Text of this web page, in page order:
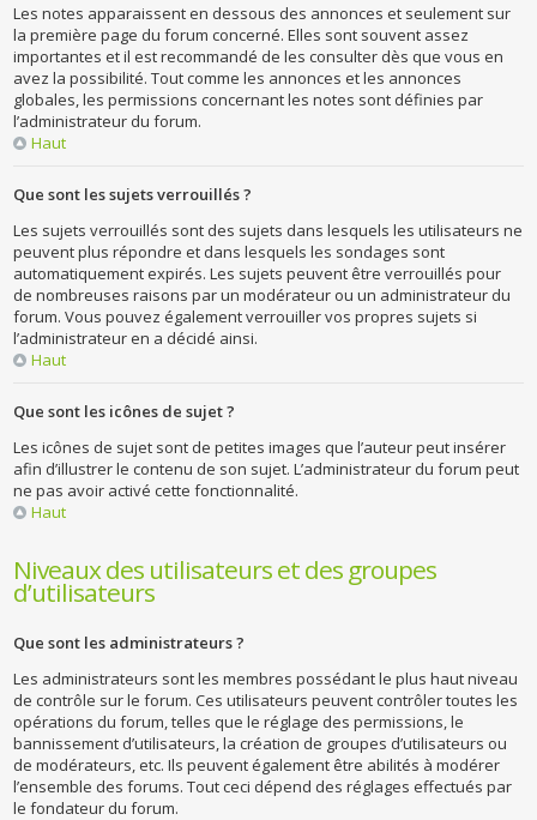
Les notes apparaissent en dessous des annonces et seulement sur
la première page du forum concerné. Elles sont souvent assez
importantes et il est recommandé de les consulter dès que vous en
avez la possibilité. Tout comme les annonces et les annonces
globales, les permissions concernant les notes sont définies par
l’administrateur du forum.
Haut
Que sont les sujets verrouillés ?
Les sujets verrouillés sont des sujets dans lesquels les utilisateurs ne
peuvent plus répondre et dans lesquels les sondages sont
automatiquement expirés. Les sujets peuvent être verrouillés pour
de nombreuses raisons par un modérateur ou un administrateur du
forum. Vous pouvez également verrouiller vos propres sujets si
l’administrateur en a décidé ainsi.
Haut
Que sont les icônes de sujet ?
Les icônes de sujet sont de petites images que l’auteur peut insérer
afin d’illustrer le contenu de son sujet. L’administrateur du forum peut
ne pas avoir activé cette fonctionnalité.
Haut
Niveaux des utilisateurs et des groupes
d’utilisateurs
Que sont les administrateurs ?
Les administrateurs sont les membres possédant le plus haut niveau
de contrôle sur le forum. Ces utilisateurs peuvent contrôler toutes les
opérations du forum, telles que le réglage des permissions, le
bannissement d’utilisateurs, la création de groupes d’utilisateurs ou
de modérateurs, etc. Ils peuvent également être abilités à modérer
l’ensemble des forums. Tout ceci dépend des réglages effectués par
le fondateur du forum.